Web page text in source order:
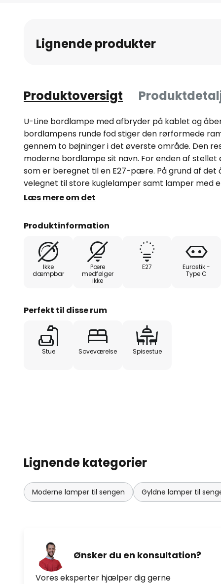
billedgalleriet
Lignende produkter
Produktoversigt
U-Line bordlampe med afbryder på kablet og
bordlampens runde fod stiger den rørformede
gennem to bøjninger i det øverste område. Den
moderne bordlampe sit navn. For enden af
som er beregnet til en E27-pære. På grund af
velegnet til store kuglelamper samt lamper med
glødetråde er synlige. Passende lyskilder kan
Læs mere om det
Produktinformation
Ikke
dæmpbar
Pære
medfølger
ikke
E27
Eurostik -
Type C
Perfekt til disse rum
Stue Soveværelse Spisestue
Lignende kategorier
Moderne lamper til sengen Gyldne lamper til
Ønsker du en konsultation?
Vores eksperter hjælper dig gerne